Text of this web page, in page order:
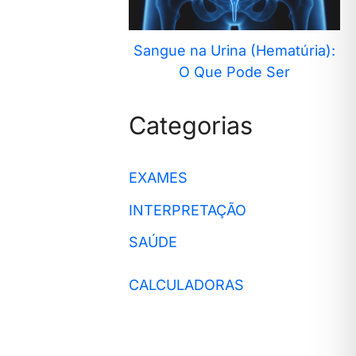
Sangue na Urina (Hematúria):
O Que Pode Ser
Categorias
EXAMES
INTERPRETAÇÃO
SAÚDE
CALCULADORAS